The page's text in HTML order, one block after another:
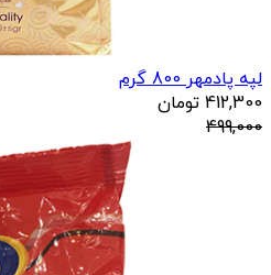
لپه پادمهر 800 گرم
412,300 تومان
499,000